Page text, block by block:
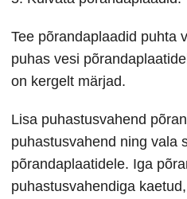
Tee põrandaplaadid puhta
puhas vesi
on kergelt märjad.
Lisa puhastusvahend
puhastusvahend ning vala
põrandaplaatidele. Iga
puhastusvahendiga